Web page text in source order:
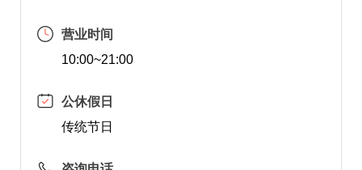
营业时间
10:00~21:00
公休假日
传统节日